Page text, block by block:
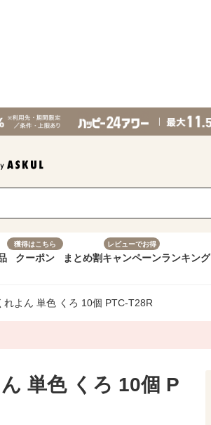
獲得はこちら
クーポン まとめ割
レビューでお得
キャンペーンランキング
れよん 単色 くろ 10個 PTC-T28R
単色 くろ 10個 P